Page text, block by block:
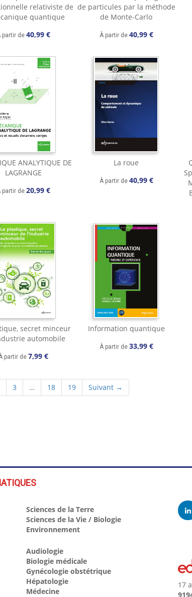
relativiste de
quantique
partir de 40,99 €
de particules par la méthode
de Monte-Carlo
À partir de 40,99 €
ANALYTIQUE DE
LAGRANGE
partir de 20,99 €
La roue
À partir de 40,99 €
secret minceur
automobile
partir de 7,99 €
Information quantique
À partir de 33,99 €
3 … 18 19 Suivant →
Sciences de la Terre
Sciences de la Vie / Biologie
Environnement
Audiologie
Biologie médicale
Gynécologie obstétrique
Hépatologie
Médecine
17